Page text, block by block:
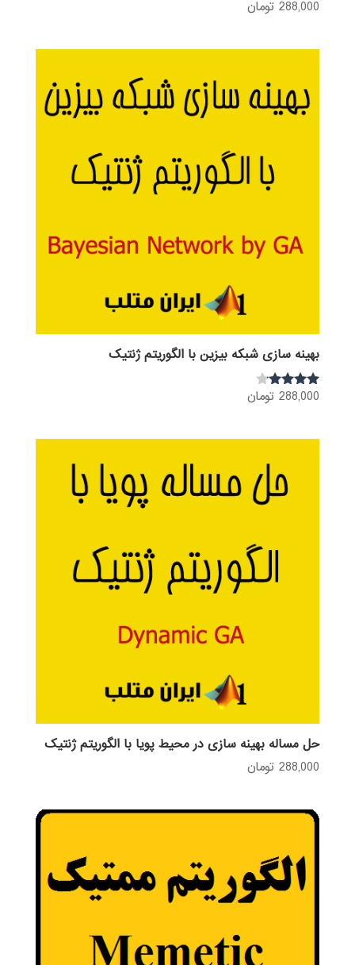
نمره
288,000 تومان
بهینه سازی شبکه بیزین با الگوریتم ژنتیک
نمره
288,000 تومان
حل مساله بهینه سازی در محیط پویا با الگوریتم ژنتیک
288,000 تومان